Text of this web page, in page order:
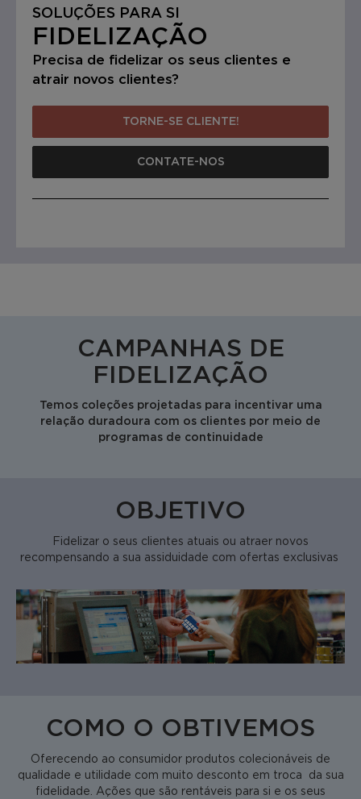
SOLUÇÕES PARA SI
FIDELIZAÇÃO
Precisa de fidelizar os seus clientes e
atrair novos clientes?
TORNE-SE CLIENTE!
CONTATE-NOS
CAMPANHAS DE
FIDELIZAÇÃO
Temos coleções projetadas para incentivar uma
relação duradoura com os clientes por meio de
programas de continuidade
OBJETIVO
Fidelizar o seus clientes atuais ou atraer novos
recompensando a sua assiduidade com ofertas exclusivas
COMO O OBTIVEMOS
Oferecendo ao consumidor produtos colecionáveis de
qualidade e utilidade com muito desconto em troca da sua
fidelidade. Ações que são rentáveis para si e os seus